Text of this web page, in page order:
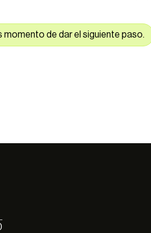
momento de dar el siguiente paso.